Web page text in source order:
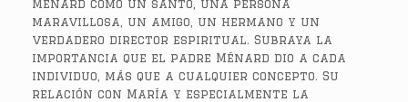
Ménard como un santo, una persona
maravillosa, un amigo, un hermano y un
verdadero director espiritual. Subraya la
importancia que el padre Ménard dio a cada
individuo, más que a cualquier concepto. Su
relación con María y especialmente la